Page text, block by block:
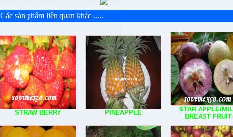
Các sản phẩm liên quan khác .....
STRAW BERRY PINEAPPLE
STAR-APPLE/
BREAST FRUIT